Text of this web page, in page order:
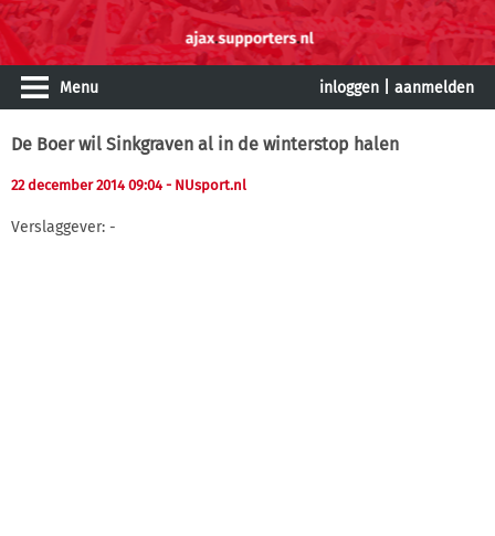
Menu inloggen aanmelden
De Boer wil Sinkgraven al in de winterstop halen
22 december 2014 09:04 - NUsport.nl
Verslaggever: -